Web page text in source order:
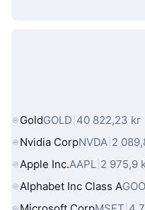
Populære
GoldGOLD 40 822,23 kr
Nvidia CorpNVDA 2
Apple Inc.AAPL 2 975,9
Alphabet Inc Class A